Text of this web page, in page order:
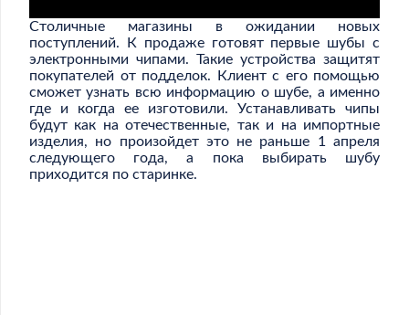
Столичные магазины в ожидании новых
поступлений. К продаже готовят первые шубы с
электронными чипами. Такие устройства защитят
покупателей от подделок. Клиент с его помощью
сможет узнать всю информацию о шубе, а именно
где и когда ее изготовили. Устанавливать чипы
будут как на отечественные, так и на импортные
изделия, но произойдет это не раньше 1 апреля
следующего года, а пока выбирать шубу
приходится по старинке.